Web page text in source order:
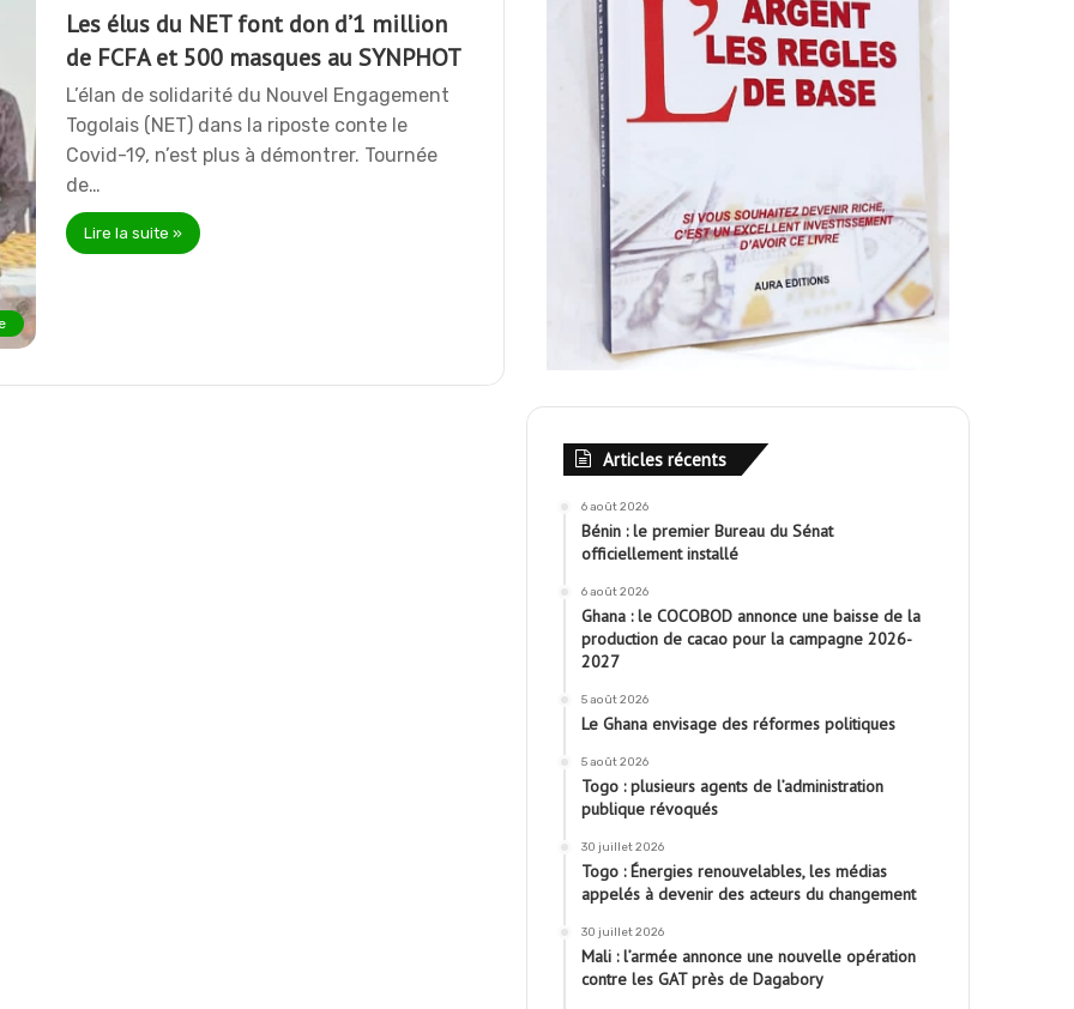
Les élus du NET font don d’1 million
de FCFA et 500 masques au SYNPHOT
L’élan de solidarité du Nouvel Engagement
Togolais (NET) dans la riposte conte le
Covid-19, n’est plus à démontrer. Tournée
de…
Lire la suite »
Articles récents
6 août 2026
Bénin : le premier Bureau du Sénat
officiellement installé
6 août 2026
Ghana : le COCOBOD annonce une baisse de la
production de cacao pour la campagne 2026-
2027
5 août 2026
Le Ghana envisage des réformes politiques
5 août 2026
Togo : plusieurs agents de l’administration
publique révoqués
30 juillet 2026
Togo : Énergies renouvelables, les médias
appelés à devenir des acteurs du changement
30 juillet 2026
Mali : l’armée annonce une nouvelle opération
contre les GAT près de Dagabory